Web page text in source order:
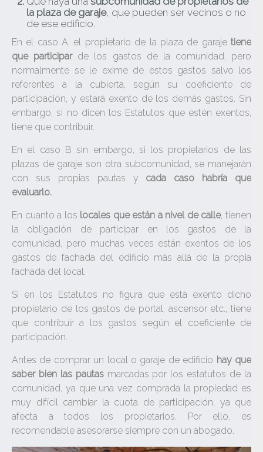
la plaza de garaje, que pueden ser vecinos o no
de ese edificio.
En el caso A, el propietario de la plaza de garaje tiene
que participar de los gastos de la comunidad, pero
normalmente se le exime de estos gastos salvo los
referentes a la cubierta, según su coeficiente de
participación, y estará exento de los demás gastos. Sin
embargo, si no dicen los Estatutos que estén exentos,
tiene que contribuir.
En el caso B sin embargo, si los propietarios de las
plazas de garaje son otra subcomunidad, se manejarán
con sus propias pautas y cada caso habría que
evaluarlo.
En cuanto a los locales que están a nivel de calle, tienen
la obligación de participar en los gastos de la
comunidad, pero muchas veces están exentos de los
gastos de fachada del edificio más allá de la propia
fachada del local.
Si en los Estatutos no figura que está exento dicho
propietario de los gastos de portal, ascensor etc., tiene
que contribuir a los gastos según el coeficiente de
participación.
Antes de comprar un local o garaje de edificio hay que
saber bien las pautasmarcadas por los estatutos de la
comunidad, ya que una vez comprada la propiedad es
muy difícil cambiar la cuota de participación, ya que
afecta a todos los propietarios. Por ello, es
recomendable asesorarse siempre con un abogado.